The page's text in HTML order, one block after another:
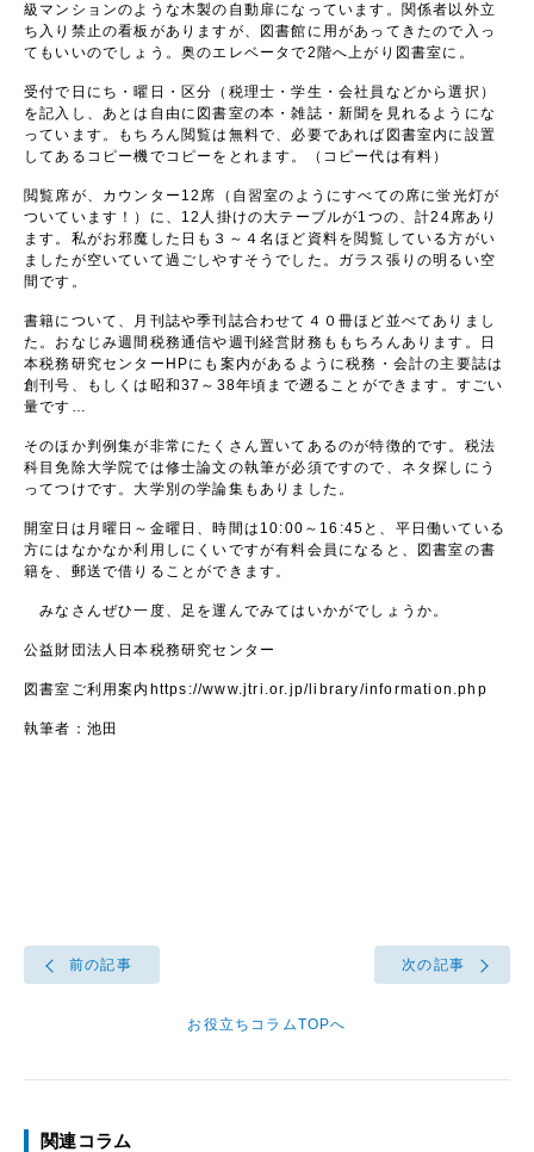
級マンションのような木製の自動扉になっています。関係者以外立
ち入り禁止の看板がありますが、図書館に用があってきたので入っ
てもいいのでしょう。奥のエレベータで2階へ上がり図書室に。
受付で日にち・曜日・区分（税理士・学生・会社員などから選択）
を記入し、あとは自由に図書室の本・雑誌・新聞を見れるようにな
っています。もちろん閲覧は無料で、必要であれば図書室内に設置
してあるコピー機でコピーをとれます。（コピー代は有料）
閲覧席が、カウンター12席（自習室のようにすべての席に蛍光灯が
ついています！）に、12人掛けの大テーブルが1つの、計24席あり
ます。私がお邪魔した日も３～４名ほど資料を閲覧している方がい
ましたが空いていて過ごしやすそうでした。ガラス張りの明るい空
間です。
書籍について、月刊誌や季刊誌合わせて４０冊ほど並べてありまし
た。おなじみ週間税務通信や週刊経営財務ももちろんあります。日
本税務研究センターHPにも案内があるように税務・会計の主要誌は
創刊号、もしくは昭和37～38年頃まで遡ることができます。すごい
量です…
そのほか判例集が非常にたくさん置いてあるのが特徴的です。税法
科目免除大学院では修士論文の執筆が必須ですので、ネタ探しにう
ってつけです。大学別の学論集もありました。
開室日は月曜日～金曜日、時間は10:00～16:45と、平日働いている
方にはなかなか利用しにくいですが有料会員になると、図書室の書
籍を、郵送で借りることができます。
みなさんぜひ一度、足を運んでみてはいかがでしょうか。
公益財団法人日本税務研究センター
図書室ご利用案内 https://www.jtri.or.jp/library/information.php
執筆者：池田
前の記事
お役立ちコラムTOPへ
次の記事
関連コラム